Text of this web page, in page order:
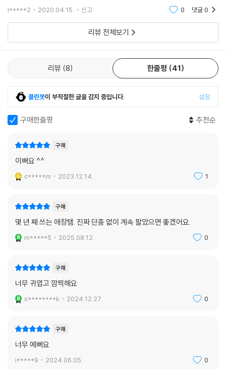
음에 드는 것을 고른다고 하네요종이 질은 적당히 도톰해서 쉽게 구겨지진
l*****2 2020.04.15. 신고 0 댓글0
리뷰 전체보기
리뷰 8 한줄평 41
클린봇이 부적절한 글을 감지 중입니다. 설정
구매한줄평 추천순
구매
이뻐요 ^^
c*****m 2023.12.14. 1
구매
몇 년 째 쓰는 애장템. 진짜 단종 없이 계속 팔았으면 좋겠어요.
m*****5 2025.08.12. 0
구매
너무 귀엽고 깜찍해요
s********k 2024.12.27. 0
구매
너무 예뻐요
i*****9 2024.06.05. 0